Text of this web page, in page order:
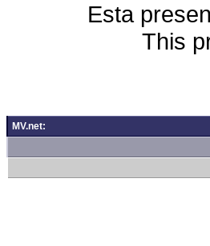
Esta
This
MV.net: